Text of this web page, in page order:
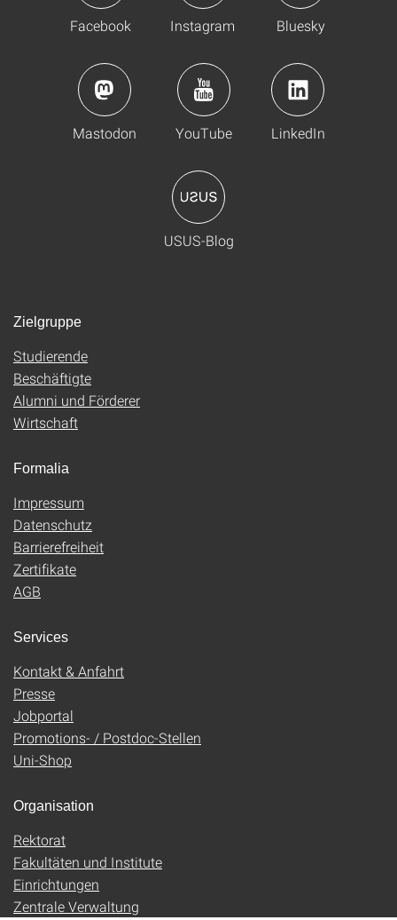
Facebook Instagram Bluesky
Mastodon YouTube LinkedIn
USUS-Blog
Zielgruppe
Studierende
Beschäftigte
Alumni und Förderer
Wirtschaft
Formalia
Impressum
Datenschutz
Barrierefreiheit
Zertifikate
AGB
Services
Kontakt & Anfahrt
Presse
Jobportal
Promotions- / Postdoc-Stellen
Uni-Shop
Organisation
Rektorat
Fakultäten und Institute
Einrichtungen
Zentrale Verwaltung